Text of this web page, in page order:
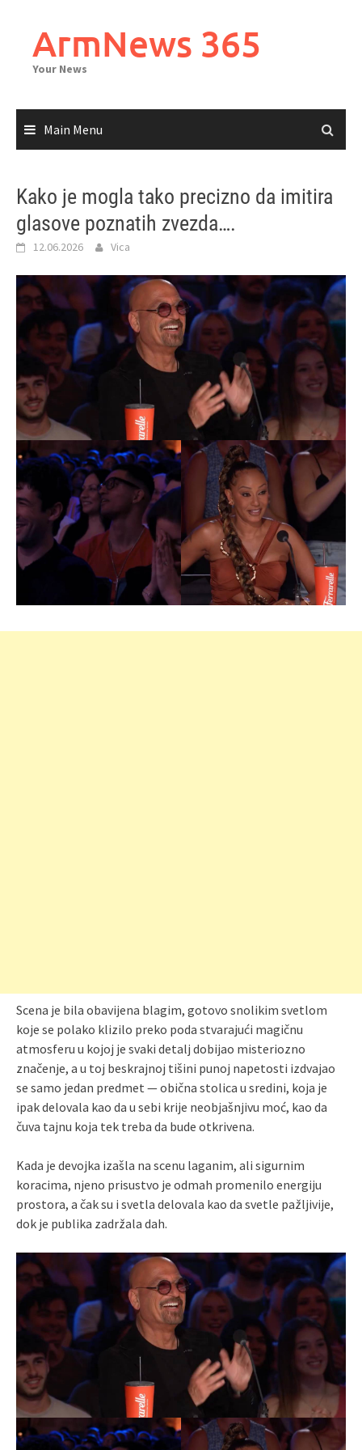
contentArmNews 365
Your News
Main Menu
Kako je mogla tako precizno da imitira
glasove poznatih zvezda….
12.06.2026 Vica
Scena je bila obavijena blagim, gotovo snolikim svetlom
koje se polako klizilo preko poda stvarajući magičnu
atmosferu u kojoj je svaki detalj dobijao misteriozno
značenje, a u toj beskrajnoj tišini punoj napetosti izdvajao
se samo jedan predmet — obična stolica u sredini, koja je
ipak delovala kao da u sebi krije neobjašnjivu moć, kao da
čuva tajnu koja tek treba da bude otkrivena.
Kada je devojka izašla na scenu laganim, ali sigurnim
koracima, njeno prisustvo je odmah promenilo energiju
prostora, a čak su i svetla delovala kao da svetle pažljivije,
dok je publika zadržala dah.